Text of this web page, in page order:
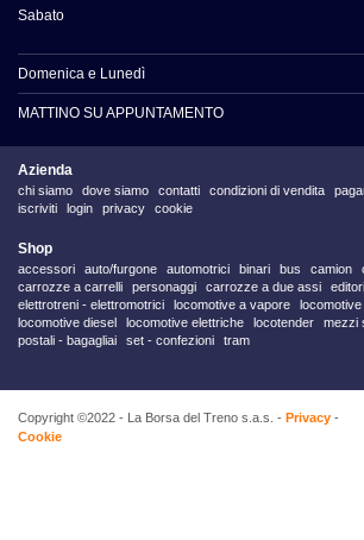
Sabato
Domenica e Lunedì
MATTINO SU APPUNTAMENTO
Azienda
chi siamo dove siamo contatti condizioni di vendita
iscriviti
login privacy cookie
Shop
accessori auto/furgone automotrici binari bus camion
carrozze a carrelli
personaggi carrozze a due assi
elettrotreni - elettromotrici
locomotive a vapore
locomotive diesel
locomotive elettriche locotender
mezzi
postali - bagagliai
set - confezioni tram
Copyright ©2022 - La Borsa del Treno s.a.s. - Privacy -
Cookie